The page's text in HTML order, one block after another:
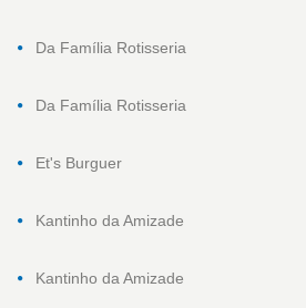
Da Família Rotisseria
Da Família Rotisseria
Et's Burguer
Kantinho da Amizade
Kantinho da Amizade